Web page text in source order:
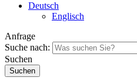
Deutsch
Englisch
Anfrage
Suche nach:
Suchen